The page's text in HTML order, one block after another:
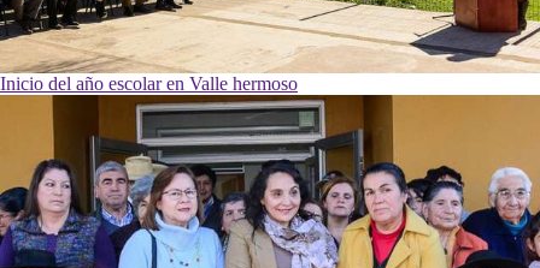
Inicio del año escolar en Valle hermoso